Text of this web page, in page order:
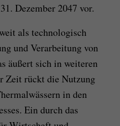
Dezember 2047 vor.
als technologisch
und Verarbeitung von
äußert sich in weiteren
Zeit rückt die Nutzung
in den
Ein durch das